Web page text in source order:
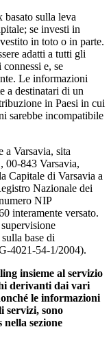
sulla leva
se investi in
in toto o in parte.
adatti a tutti gli
e, se
Le informazioni
a destinatari di un
in Paesi in cui
sarebbe incompatibile
Varsavia, sita
00-843 Varsavia,
Capitale di Varsavia a
Nazionale dei
NIP
interamente versato.
base di
4021-54-1/2004).
insieme al servizio
derivanti dai vari
le informazioni
servizi, sono
sezione